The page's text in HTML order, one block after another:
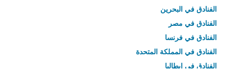
الفنادق في البحرين
الفنادق في مصر
الفنادق في فرنسا
الفنادق في المملكة المتحدة
الفنادق في إيطاليا